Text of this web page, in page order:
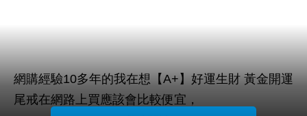
網購經驗10多年的我在想【A+】好運生財 黃金開運
尾戒在網路上買應該會比較便宜，